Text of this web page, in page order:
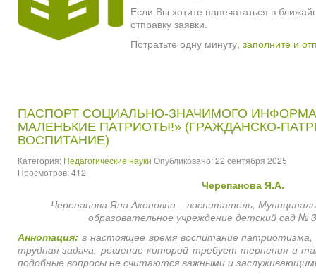
Если Вы хотите напечататься в
отправку заявки.
Потратьте одну минуту, заполните и
ПАСПОРТ СОЦИАЛЬНО-ЗНАЧИМОГО
МАЛЕНЬКИЕ ПАТРИОТЫ!» (ГРАЖДАНСКО-
ВОСПИТАНИЕ)
Категория: Педагогические науки Опубликовано: 22 сентября 2025
Просмотров: 412
Черепанова Я.А.
Черепанова Яна Акоповна – воспитатель,
образовательное учреждение детский сад №
Аннотация: в настоящее время воспитание
трудная задача, решение которой требует терпения и
подобные вопросы не считаются важными и